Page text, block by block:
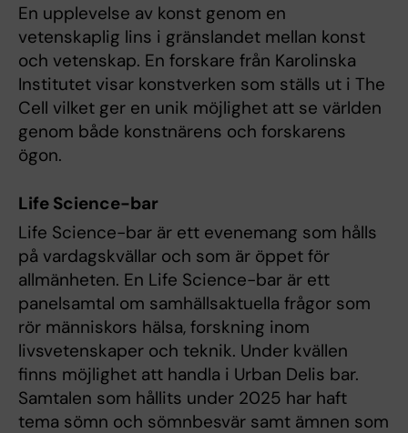
En upplevelse av konst genom en
vetenskaplig lins i gränslandet mellan konst
och vetenskap. En forskare från Karolinska
Institutet visar konstverken som ställs ut i The
Cell vilket ger en unik möjlighet att se världen
genom både konstnärens och forskarens
ögon.
Life Science-bar
Life Science-bar är ett evenemang som hålls
på vardagskvällar och som är öppet för
allmänheten. En Life Science-bar är ett
panelsamtal om samhällsaktuella frågor som
rör människors hälsa, forskning inom
livsvetenskaper och teknik. Under kvällen
finns möjlighet att handla i Urban Delis bar.
Samtalen som hållits under 2025 har haft
tema sömn och sömnbesvär samt ämnen som